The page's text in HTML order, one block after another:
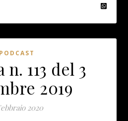
PODCAST
113 del 3
2019
2020